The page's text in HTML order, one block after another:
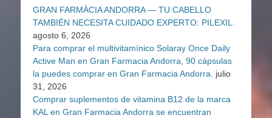
GRAN FARMÀCIA ANDORRA — TU CABELLO
TAMBIÉN NECESITA CUIDADO EXPERTO: PILEXIL.
agosto 6, 2026
Para comprar el multivitamínico Solaray Once Daily
Active Man en Gran Farmacia Andorra, 90 cápsulas
la puedes comprar en Gran Farmacia Andorra.
julio
31, 2026
Comprar suplementos de vitamina B12 de la marca
KAL en Gran Farmacia Andorra se encuentran